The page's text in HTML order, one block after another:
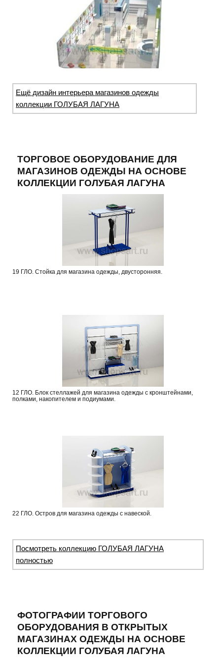
Ещё дизайн интерьера магазинов одежды
коллекции ГОЛУБАЯ ЛАГУНА
ТОРГОВОЕ ОБОРУДОВАНИЕ ДЛЯ
МАГАЗИНОВ ОДЕЖДЫ НА ОСНОВЕ
КОЛЛЕКЦИИ ГОЛУБАЯ ЛАГУНА
19 ГЛО. Стойка для магазина одежды, двусторонняя.
12 ГЛО. Блок стеллажей для магазина одежды с кронштейнами,
полками, накопителем и подиумами.
22 ГЛО. Остров для магазина одежды с навеской.
Посмотреть коллекцию ГОЛУБАЯ ЛАГУНА
полностью
ФОТОГРАФИИ ТОРГОВОГО
ОБОРУДОВАНИЯ В ОТКРЫТЫХ
МАГАЗИНАХ ОДЕЖДЫ НА ОСНОВЕ
КОЛЛЕКЦИИ ГОЛУБАЯ ЛАГУНА